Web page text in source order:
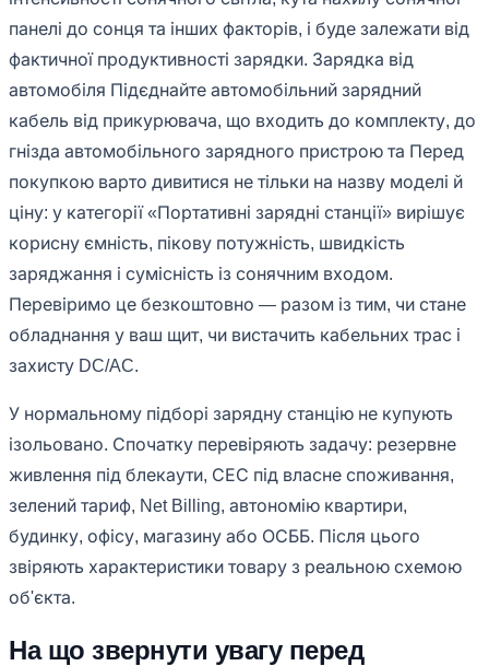
панелі до сонця та інших факторів, і буде залежати від
фактичної продуктивності зарядки. Зарядка від
автомобіля Підєднайте автомобільний зарядний
кабель від прикурювача, що входить до комплекту, до
гнізда автомобільного зарядного пристрою та Перед
покупкою варто дивитися не тільки на назву моделі й
ціну: у категорії «Портативні зарядні станції» вирішує
корисну ємність, пікову потужність, швидкість
заряджання і сумісність із сонячним входом.
Перевіримо це безкоштовно — разом із тим, чи стане
обладнання у ваш щит, чи вистачить кабельних трас і
захисту DC/AC.
У нормальному підборі зарядну станцію не купують
ізольовано. Спочатку перевіряють задачу: резервне
живлення під блекаути, СЕС під власне споживання,
зелений тариф, Net Billing, автономію квартири,
будинку, офісу, магазину або ОСББ. Після цього
звіряють характеристики товару з реальною схемою
об'єкта.
На що звернути увагу перед